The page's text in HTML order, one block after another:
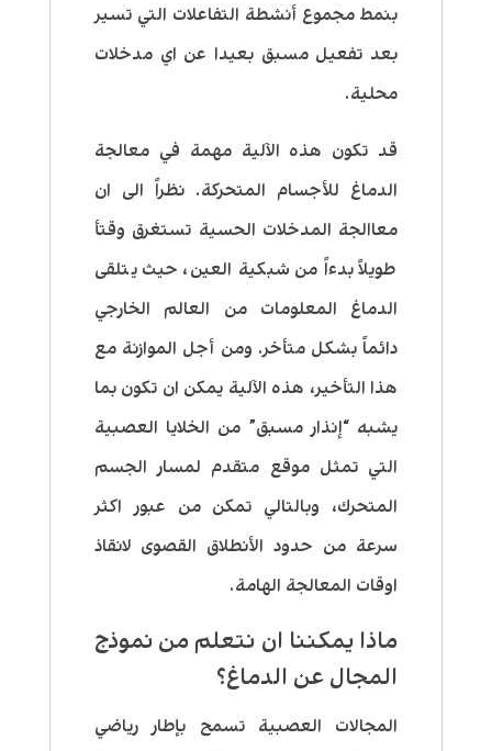
بنمط مجموع أنشطة التفاعلات التي تسير
بعد تفعيل مسبق بعيدا عن اي مدخلات
محلية.
قد تكون هذه الآلية مهمة في معالجة
الدماغ للأجسام المتحركة. نظراً الى ان
معاالجة المدخلات الحسية تستغرق وقتأ
طويلاً بدءاً من شبكية العين، حيث يتلقى
الدماغ المعلومات من العالم الخارجي
دائماً بشكل متأخر. ومن أجل الموازنة مع
هذا التأخير، هذه الآلية يمكن ان تكون بما
يشبه “إنذار مسبق” من الخلايا العصبية
التي تمثل موقع متقدم لمسار الجسم
المتحرك، وبالتالي تمكن من عبور اكثر
سرعة من حدود الأنطلاق القصوى لانقاذ
اوقات المعالجة الهامة.
ماذا يمكننا ان نتعلم من نموذج
المجال عن الدماغ؟
المجالات العصبية تسمح بإطار رياضي